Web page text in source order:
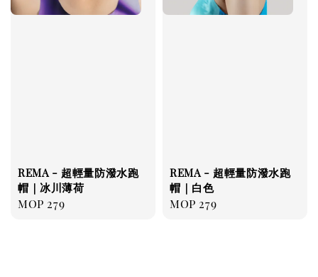
REMA - 超輕量防潑水跑
帽｜冰川薄荷
Regular
MOP 279
REMA - 超輕量防潑水跑
帽｜白色
Regular
MOP 279